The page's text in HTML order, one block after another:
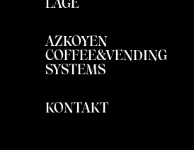
AZKOYEN
COFFEE&VENDING
SYSTEMS
KONTAKT